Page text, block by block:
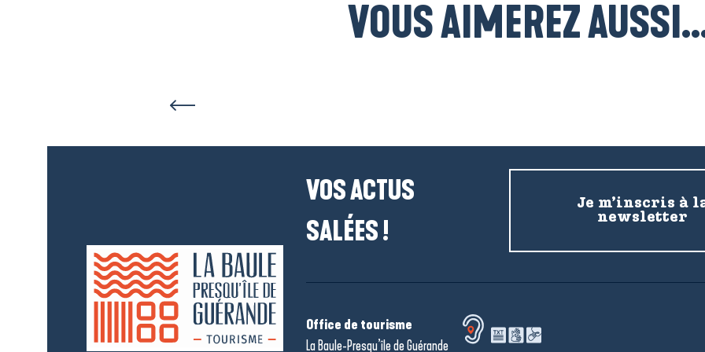
VOUS AIMEREZ
VOS ACTUS
SALÉES !
Je m’inscris à
newsletter
Office de tourisme
La Baule-Presqu’île de Guérande